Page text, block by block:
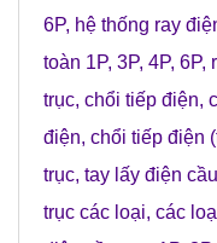
6P, hệ thống ray
toàn 1P, 3P, 4P, 6P,
trục, chổi tiếp điện,
điện, chổi tiếp điện
trục, tay lấy điện
trục các loại, các